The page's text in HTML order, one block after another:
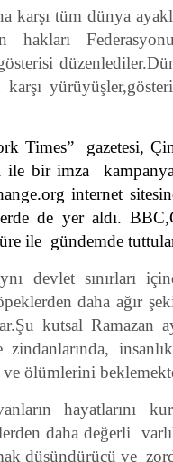
tüm dünya
Times” gazetesi,
ile bir imza
internet
de yer aldı.
ile gündemde
devlet sınırları
daha ağır
kutsal Ramazan
zindanlarında,
ve ölümlerini
hayatlarını
daha değerli
düşündürücü ve